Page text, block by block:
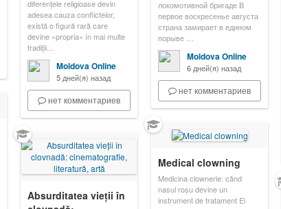
diferențele religioase devin
adesea cauza conflictelor,
există o figură rară care
devine «propria» în mai multe
tradiții…
Moldova Online
5 дней(я) назад
нет комментариев
локомотивной бригаде В
первое воскресенье августа
страна замирает в едином
порыве …
Moldova Online
6 дней(я) назад
нет комментариев
Medical clowning
Medicina clownerie: când
nasul roșu devine un
instrument de tratament Ei
Absurditatea vieții în